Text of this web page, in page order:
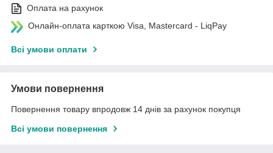
Оплата на рахунок
Онлайн-оплата карткою Visa, Mastercard - LiqPay
Всі умови оплати
Умови повернення
Повернення товару впродовж 14 днів за рахунок покупця
Всі умови повернення